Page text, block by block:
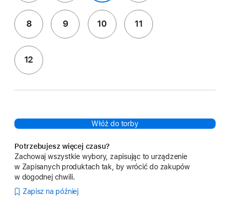
8 9 10 11
12
Włóż do torby
Potrzebujesz więcej czasu?
Zachowaj wszystkie wybory, zapisując to urządzenie
w Zapisanych produktach tak, by wrócić do zakupów
w dogodnej chwili.
Zapisz na później